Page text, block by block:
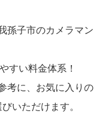
孫子市のカメラマン
すい料金体系！
考に、お気に入りの
いただけます。